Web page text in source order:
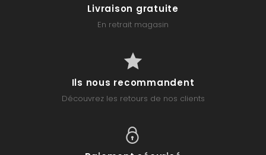
Livraison gratuite
En retrait magasin
Ils nous recommandent
Découvrez les retours de nos clients